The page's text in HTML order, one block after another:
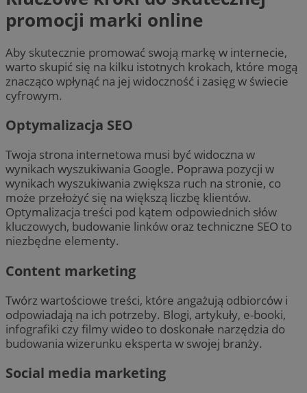
promocji marki online
Aby skutecznie promować swoją markę w internecie,
warto skupić się na kilku istotnych krokach, które mogą
znacząco wpłynąć na jej widoczność i zasięg w świecie
cyfrowym.
Optymalizacja SEO
Twoja strona internetowa musi być widoczna w
wynikach wyszukiwania Google. Poprawa pozycji w
wynikach wyszukiwania zwiększa ruch na stronie, co
może przełożyć się na większą liczbę klientów.
Optymalizacja treści pod kątem odpowiednich słów
kluczowych, budowanie linków oraz techniczne SEO to
niezbędne elementy.
Content marketing
Twórz wartościowe treści, które angażują odbiorców i
odpowiadają na ich potrzeby. Blogi, artykuły, e-booki,
infografiki czy filmy wideo to doskonałe narzędzia do
budowania wizerunku eksperta w swojej branży.
Social media marketing